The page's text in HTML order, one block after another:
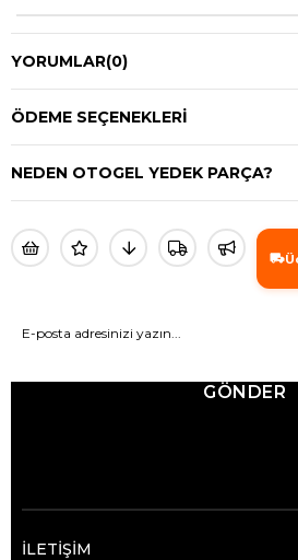
YORUMLAR(0)
ÖDEME SEÇENEKLERI
NEDEN OTOGEL YEDEK PARÇA?
GÖNDER
İLETİŞİM